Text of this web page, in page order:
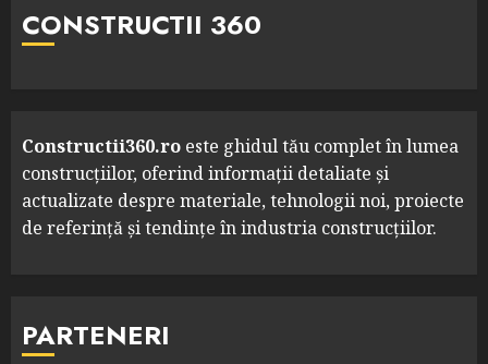
CONSTRUCTII 360
Constructii360.ro este ghidul tău complet în lumea
construcțiilor, oferind informații detaliate și
actualizate despre materiale, tehnologii noi, proiecte
de referință și tendințe în industria construcțiilor.
PARTENERI